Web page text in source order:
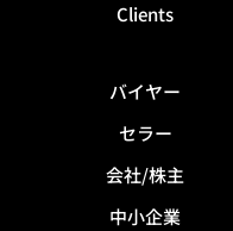
Clients
バイヤー
セラー
会社/株主
中小企業